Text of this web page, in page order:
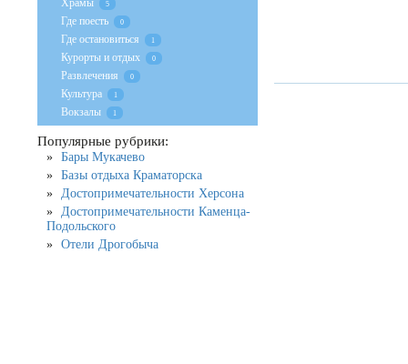
Храмы 5
Где поесть 0
Где остановиться 1
Курорты и отдых 0
Развлечения 0
Культура 1
Вокзалы 1
Популярные рубрики:
Бары Мукачево
Базы отдыха Краматорска
Достопримечательности Херсона
Достопримечательности Каменца-
Подольского
Отели Дрогобыча